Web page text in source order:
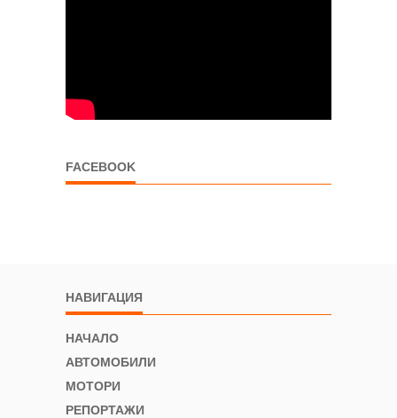
FACEBOOK
НАВИГАЦИЯ
НАЧАЛО
АВТОМОБИЛИ
МОТОРИ
РЕПОРТАЖИ